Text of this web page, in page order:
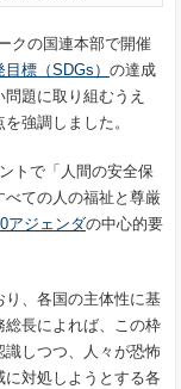
クの国連本部で開催
目標（SDGs ） の達成
題に取り組むうえ
強調しました。
トで「人間の安全保
べての人の福祉と尊厳
アジェンダの中心的要
り、各国の主体性に基
長によれば、この枠
しつつ、人々が恐怖
対処しようとする各